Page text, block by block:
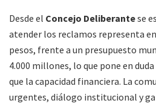
Desde el Concejo Deliberantese
atender los reclamos representa
pesos, frente a un presupuesto
4.000 millones, lo que pone en
que la capacidad financiera. La
urgentes, diálogo institucional y